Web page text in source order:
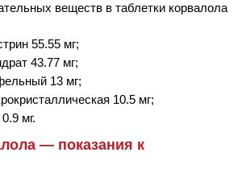
веществ в таблетки корвалола
55.55 мг;
43.77 мг;
13 мг;
10.5 мг;
мг.
— показания к